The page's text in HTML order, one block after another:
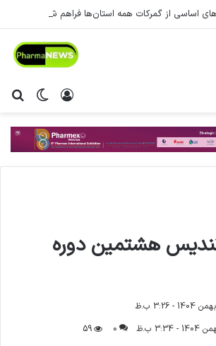
اساسی از گمرکات همه استان‌ها فراهم شد.
تغییر ورود
تندیس هشتمین دوره
0
59